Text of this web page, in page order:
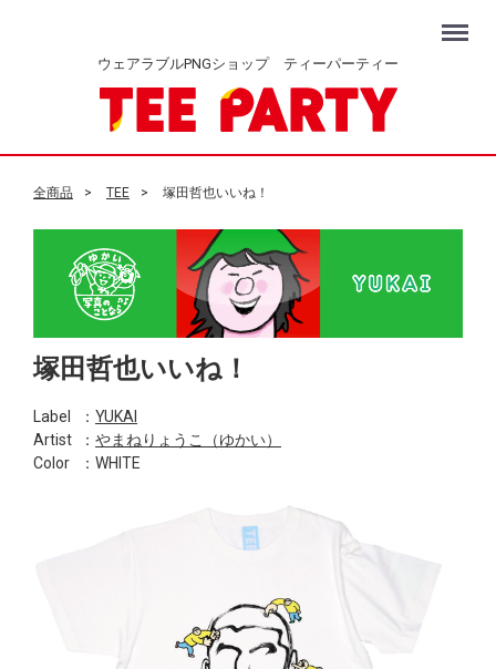
ウェアラブルPNGショップ ティーパーティー
Menu
全商品 TEE 塚田哲也いいね！
塚田哲也いいね！
Label ： YUKAI
Artist
： やまねりょうこ（ゆかい）
Color
：WHITE